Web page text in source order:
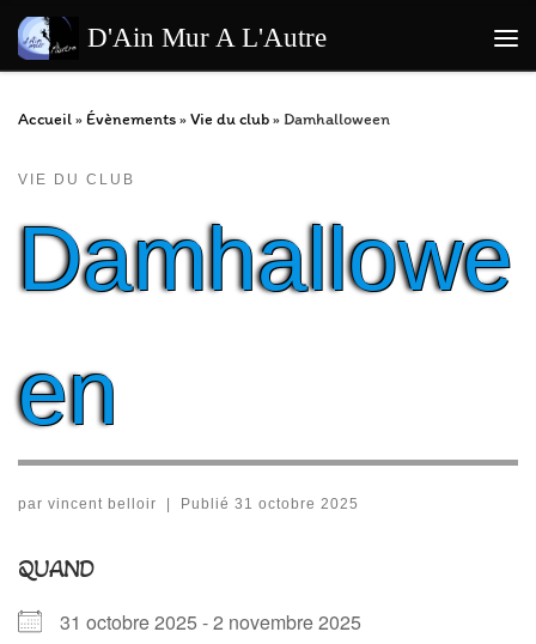
Passer au contenu
D'Ain Mur A L'Autre
Accueil»Évènements»Vie du club» Damhalloween
VIE DU CLUB
Damhallowe
en
par vincent belloir Publié 31 octobre 2025
QUAND
31 octobre 2025 - 2 novembre 2025